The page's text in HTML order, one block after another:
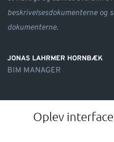
beskrivelsesdokumenterne og
dokumenterne.
JONAS LAHRMER HORNBÆK
BIM MANAGER
Oplev